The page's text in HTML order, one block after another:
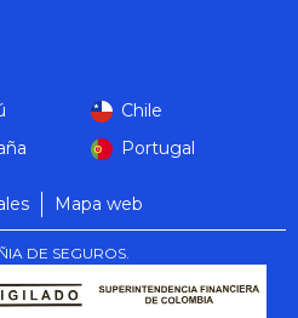
Chile
Portugal
Mapa web
DE SEGUROS.